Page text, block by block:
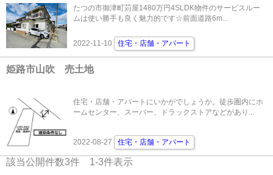
たつの市御津町苅屋1480万円4SLDK物件のサービスルー
ムは使い勝手も良く魅力的です☆前面道路6m...
2022-11-10 住宅・店舗・アパート
姫路市山吹 売土地
住宅・店舗・アパートにいかがでしょうか。徒歩圏内にホ
ームセンター、スーパー、ドラックストアなどがあり...
2022-08-27 住宅・店舗・アパート
該当公開件数3件 1-3件表示